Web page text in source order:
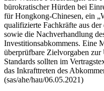
bürokratischer Hürden bei
für Hongkong-Chinesen, ein
qualifizierte Fachkräfte aus
sowie die Nachverhandlung
Investitionsabkommens. Eine
überprüfbare Zielvorgaben zur
Standards sollten im
das Inkrafttreten des
(sas/ahe/hau/06.05.2021)